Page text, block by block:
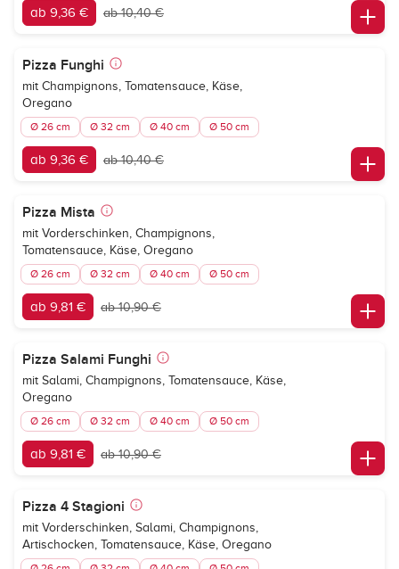
ab 9,36 € ab 10,40 €
Pizza Funghi
mit Champignons, Tomatensauce, Käse,
Oregano
Ø 26 cm Ø 32 cm Ø 40 cm Ø 50 cm
ab 9,36 € ab 10,40 €
Pizza Mista
mit Vorderschinken, Champignons,
Tomatensauce, Käse, Oregano
Ø 26 cm Ø 32 cm Ø 40 cm Ø 50 cm
ab 9,81 € ab 10,90 €
Pizza Salami Funghi
mit Salami, Champignons, Tomatensauce, Käse,
Oregano
Ø 26 cm Ø 32 cm Ø 40 cm Ø 50 cm
ab 9,81 € ab 10,90 €
Pizza 4 Stagioni
mit Vorderschinken, Salami, Champignons,
Artischocken, Tomatensauce, Käse, Oregano